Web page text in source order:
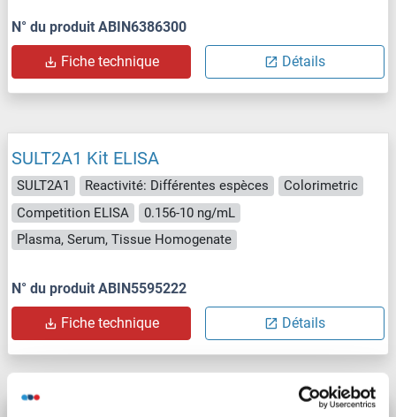
N° du produit ABIN6386300
Fiche technique Détails
SULT2A1 Kit ELISA
SULT2A1 Reactivité: Différentes espèces
Colorimetric
Competition ELISA
0.156-10 ng/mL
Plasma, Serum, Tissue Homogenate
N° du produit ABIN5595222
Fiche technique Détails